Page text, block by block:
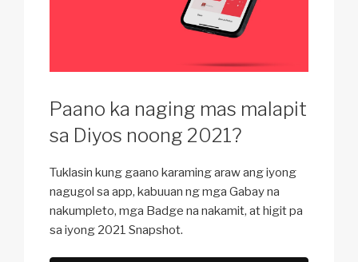
Paano ka naging mas malapit
sa Diyos noong 2021?
Tuklasin kung gaano karaming araw ang iyong
nagugol sa app, kabuuan ng mga Gabay na
nakumpleto, mga Badge na nakamit, at higit pa
sa iyong 2021 Snapshot.